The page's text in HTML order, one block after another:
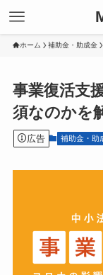
ホーム 補助金・助成金
事業復活支
須なのかを
広告 補助金・助